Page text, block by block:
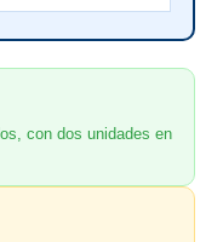
con dos unidades en